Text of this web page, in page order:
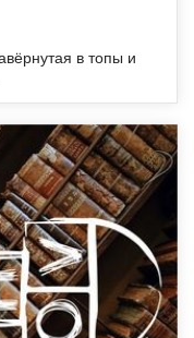
в топы и